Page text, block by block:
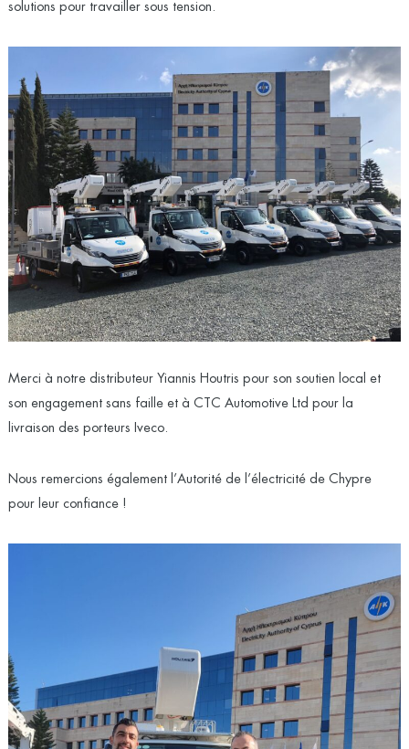
solutions pour travailler sous tension.
Merci à notre distributeur Yiannis Houtris pour son soutien local et
son engagement sans faille et à CTC Automotive Ltd pour la
livraison des porteurs Iveco.
Nous remercions également l’Autorité de l’électricité de Chypre
pour leur confiance !